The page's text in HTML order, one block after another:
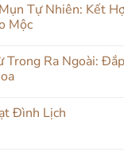
Tự Nhiên: Kết
Mộc
Trong Ra Ngoài:
Đình Lịch